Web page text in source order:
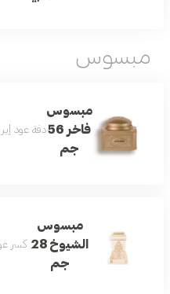
مبسوس
مبسوس
فاخر 56
جم
دقة عود
مبسوس
الشيوخ 28
جم
كسر